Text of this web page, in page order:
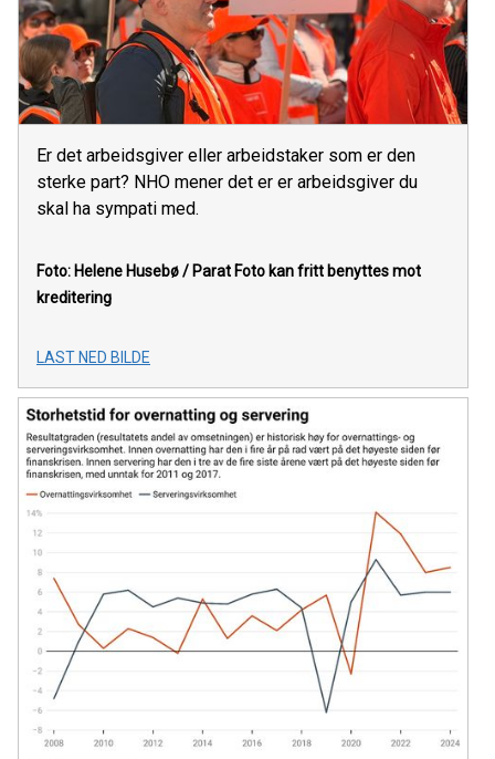
Er det arbeidsgiver eller arbeidstaker som er den
sterke part? NHO mener det er er arbeidsgiver du
skal ha sympati med.
Foto: Helene Husebø / Parat Foto kan fritt benyttes mot
kreditering
LAST NED BILDE